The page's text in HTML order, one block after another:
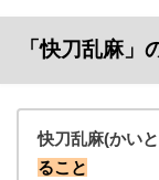
「快刀乱麻」
快刀乱麻(かい
ること